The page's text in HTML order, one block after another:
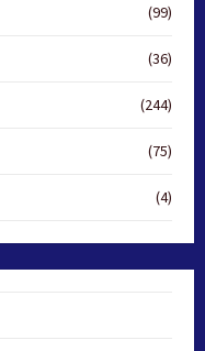
(99)
(36)
(244)
(75)
(4)